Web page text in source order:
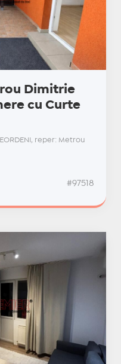
Dimitrie
cu Curte
reper: Metrou
#97518